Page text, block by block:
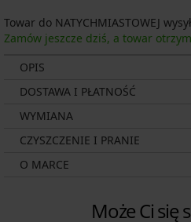
Towar do NATYCHMIASTOWEJ
Zamów jeszcze dziś, a towar
OPIS
DOSTAWA I PŁATNOŚĆ
WYMIANA
CZYSZCZENIE I PRANIE
O MARCE
Może Ci się